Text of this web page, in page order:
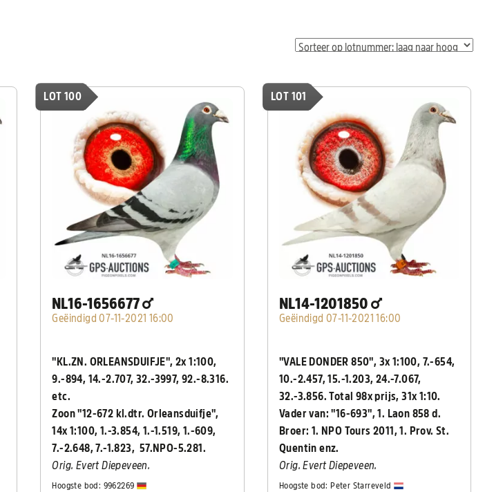
LOT 100
NL16-1656677
Geëindigd 07-11-2021 16:00
"KL.ZN. ORLEANSDUIFJE", 2x 1:100,
9.-894, 14.-2.707, 32.-3997, 92.-8.316.
etc.
Zoon "12-672 kl.dtr. Orleansduifje",
14x 1:100, 1.-3.854, 1.-1.519, 1.-609,
7.-2.648, 7.-1.823, 57.NPO-5.281.
Orig. Evert Diepeveen.
Hoogste bod: 9962269
LOT 101
NL14-1201850
Geëindigd 07-11-2021 16:00
"VALE DONDER 850", 3x 1:100, 7.-654,
10.-2.457, 15.-1.203, 24.-7.067,
32.-3.856. Total 98x prijs, 31x 1:10.
Vader van: "16-693", 1. Laon 858 d.
Broer: 1. NPO Tours 2011, 1. Prov. St.
Quentin enz.
Orig. Evert Diepeveen.
Hoogste bod:Peter Starreveld